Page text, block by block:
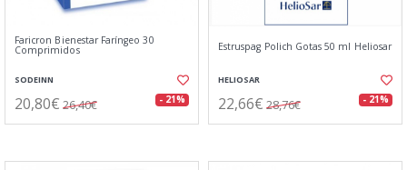
Faricron Bienestar Faríngeo 30
Comprimidos
SODEINN
20,80€ 26,40€ - 21%
Estruspag Polich Gotas 50 ml Heliosar
HELIOSAR
22,66€ 28,76€ - 21%